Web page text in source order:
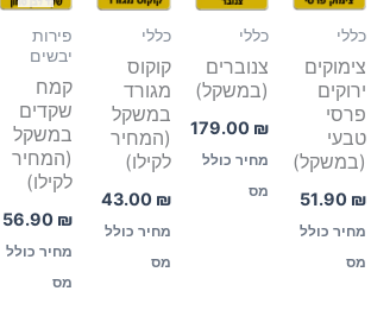
כללי
צימוקים
ירוקים
פרסי
טבעי
(במשקל)
51.90 ₪
מחיר כולל
מס
כללי
צנוברים
(במשקל)
179.00 ₪
מחיר כולל
מס
כללי
קוקוס
מגורד
במשקל
(המחיר
לקילו)
43.00 ₪
מחיר כולל
מס
פירות
יבשים
קמח
שקדים
במשקל
(המחיר
לקילו)
56.90 ₪
מחיר כולל
מס